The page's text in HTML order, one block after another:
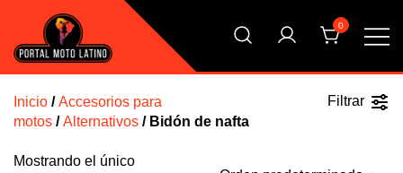
contenido
Argentina
El Primer Shopping Multi Comercios de la Moto Online
0
Filtrar
Inicio /Accesorios para
motos /Alternativos / Bidón de nafta
Mostrando el único